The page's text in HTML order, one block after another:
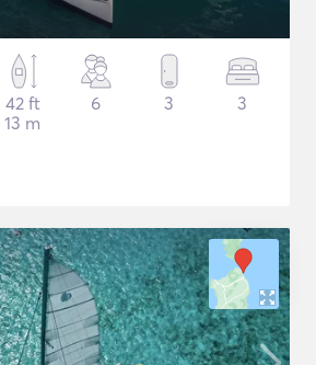
42 ft
13 m
6 3 3